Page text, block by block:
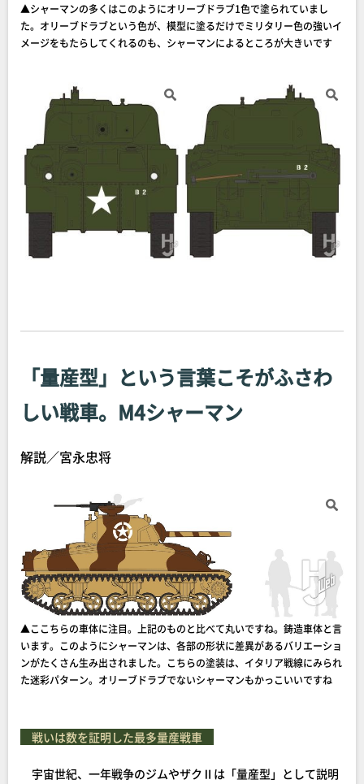
▲シャーマンの多くはこのようにオリーブドラブ1色で塗られていまし
た。オリーブドラブという色が、模型に塗るだけでミリタリー色の強いイ
メージをもたらしてくれるのも、シャーマンによるところが大きいです
「量産型」という言葉こそがふさわ
しい戦車。M4シャーマン
解説／宮永忠将
▲ここちらの車体に注目。上記のものと比べて丸いですね。鋳造車体と言
います。このようにシャーマンは、各部の形状に差異があるバリエーショ
ンがたくさん生み出されました。こちらの塗装は、イタリア戦線にみられ
た迷彩パターン。オリーブドラブでないシャーマンもかっこいいですね
戦いは数を証明した最多量産戦車
宇宙世紀、一年戦争のジムやザクⅡは「量産型」として説明